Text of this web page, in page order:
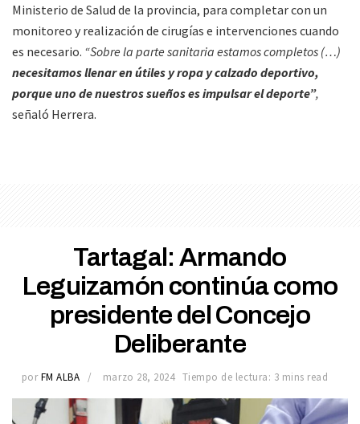
Ministerio de Salud de la provincia, para completar con un
monitoreo y realización de cirugías e intervenciones cuando
es necesario. “Sobre la parte sanitaria estamos completos (…)
necesitamos llenar en útiles y ropa y calzado deportivo,
porque uno de nuestros sueños es impulsar el deporte”,
señaló Herrera.
Tartagal: Armando
Leguizamón continúa como
presidente del Concejo
Deliberante
por FM ALBA marzo 28, 2024 Tiempo de lectura: 3 mins read